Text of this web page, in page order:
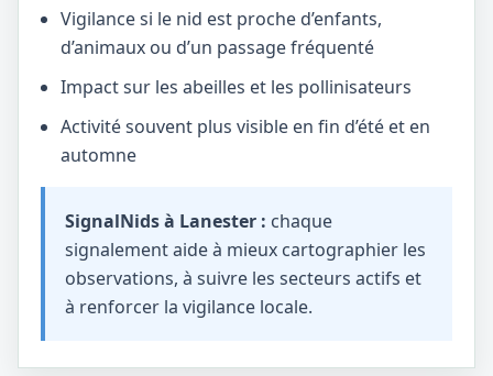
Vigilance si le nid est proche d’enfants,
d’animaux ou d’un passage fréquenté
Impact sur les abeilles et les pollinisateurs
Activité souvent plus visible en fin d’été et en
automne
SignalNids à Lanester : chaque
signalement aide à mieux cartographier les
observations, à suivre les secteurs actifs et
à renforcer la vigilance locale.